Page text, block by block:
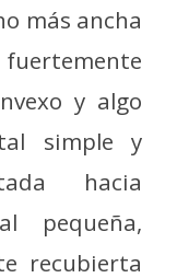
más ancha
y algo
simple y
hacia
pequeña,
recubierta